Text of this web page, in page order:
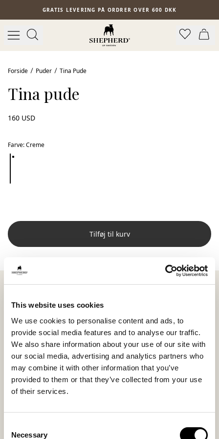
This website uses cookies
We use cookies to personalise content and ads, to
provide social media features and to analyse our traffic.
We also share information about your use of our site with
our social media, advertising and analytics partners who
may combine it with other information that you’ve
provided to them or that they’ve collected from your use
of their services.
Selection
Necessary
Spring til hovedindholdGRATIS LEVERING PÅ ORDRER OVER 600 DKK
Forside Puder Tina Pude
Tina pude
160 USD
Farve:Creme
Tilføj til kurv
Shepherd Tina er en pude i blød vævet uld, som
tilfører varme og balance til sofaen eller sengen. Med
samling af puder, nem at kombinere og bygge videre
på.
Den rene uldstruktur gør Tina særlig smuk at matche
med andre materialer, som fårskind, for at skabe
kontrast og dimension i indretningen. Kombinationen
af forskellige overflader giver et levende og hyggeligt
udtryk.
giver puden karakter uden at forstyrre helheden.